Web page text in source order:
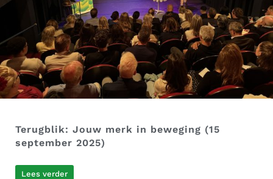
Terugblik: Jouw merk in beweging (15
september 2025)
Lees verder